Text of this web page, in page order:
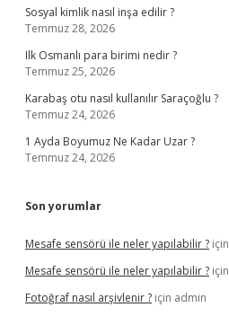
Sosyal kimlik nasıl inşa edilir ?
Temmuz 28, 2026
Ilk Osmanlı para birimi nedir ?
Temmuz 25, 2026
Karabaş otu nasıl kullanılır Saraçoğlu ?
Temmuz 24, 2026
1 Ayda Boyumuz Ne Kadar Uzar ?
Temmuz 24, 2026
Son yorumlar
Mesafe sensörü ile neler yapılabilir ? için
Mesafe sensörü ile neler yapılabilir ? için
Fotoğraf nasıl arşivlenir ? için admin